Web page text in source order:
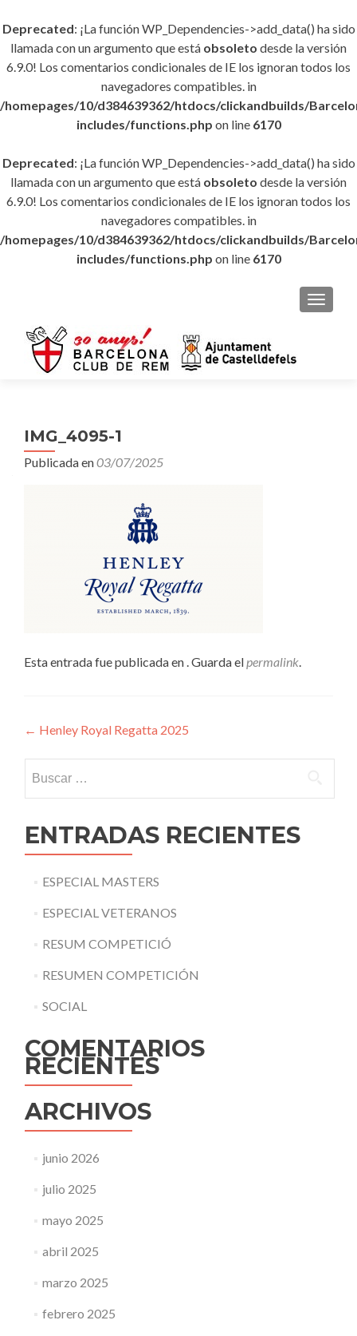
Deprecated: ¡La función WP_Dependencies->add_data() ha sido
llamada con un argumento que está obsoleto desde la versión
6.9.0! Los comentarios condicionales de IE los ignoran todos los
navegadores compatibles. in
/homepages/10/d384639362/htdocs/clickandbuilds/
includes/functions.php on line 6170
Deprecated: ¡La función WP_Dependencies->add_data() ha sido
llamada con un argumento que está obsoleto desde la versión
6.9.0! Los comentarios condicionales de IE los ignoran todos los
navegadores compatibles. in
/homepages/10/d384639362/htdocs/clickandbuilds/
includes/functions.php on line 6170
IMG_4095-1
Publicada en03/07/2025
Esta entrada fue publicada en . Guarda elpermalink.
Navegación
de
entradas
← Henley Royal Regatta 2025
ENTRADAS RECIENTES
ESPECIAL MASTERS
ESPECIAL VETERANOS
RESUM COMPETICIÓ
RESUMEN COMPETICIÓN
SOCIAL
COMENTARIOS
RECIENTES
ARCHIVOS
junio 2026
julio 2025
mayo 2025
abril 2025
marzo 2025
febrero 2025